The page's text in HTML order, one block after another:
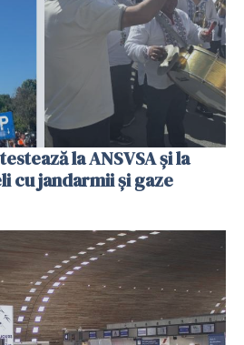
la ANSVSA și la
cu jandarmii și gaze